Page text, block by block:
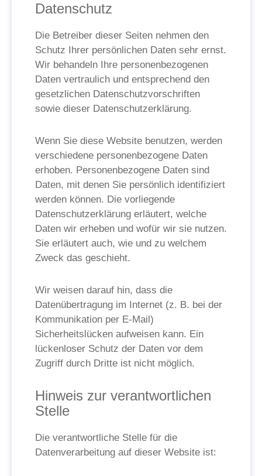
Datenschutz
Die Betreiber dieser Seiten nehmen den
Schutz Ihrer persönlichen Daten sehr ernst.
Wir behandeln Ihre personenbezogenen
Daten vertraulich und entsprechend den
gesetzlichen Datenschutzvorschriften
sowie dieser Datenschutzerklärung.
Wenn Sie diese Website benutzen, werden
verschiedene personenbezogene Daten
erhoben. Personenbezogene Daten sind
Daten, mit denen Sie persönlich identifiziert
werden können. Die vorliegende
Datenschutzerklärung erläutert, welche
Daten wir erheben und wofür wir sie nutzen.
Sie erläutert auch, wie und zu welchem
Zweck das geschieht.
Wir weisen darauf hin, dass die
Datenübertragung im Internet (z. B. bei der
Kommunikation per E-Mail)
Sicherheitslücken aufweisen kann. Ein
lückenloser Schutz der Daten vor dem
Zugriff durch Dritte ist nicht möglich.
Hinweis zur verantwortlichen
Stelle
Die verantwortliche Stelle für die
Datenverarbeitung auf dieser Website ist: